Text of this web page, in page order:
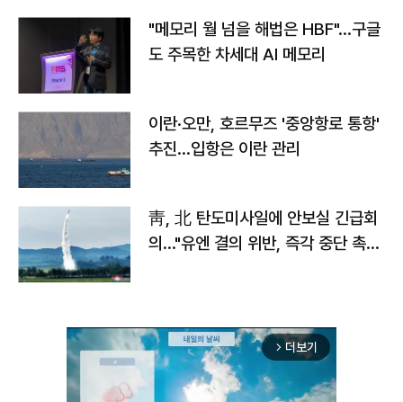
"메모리 월 넘을 해법은 HBF"…구글
도 주목한 차세대 AI 메모리
이란·오만, 호르무즈 '중앙항로 통항'
추진…입항은 이란 관리
靑, 北 탄도미사일에 안보실 긴급회
의…"유엔 결의 위반, 즉각 중단 촉
arrow_forward_ios 더보기